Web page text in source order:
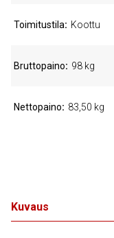
Kuvaus
Toimitustila Koottu
Bruttopaino 98 kg
Nettopaino 83,50 kg